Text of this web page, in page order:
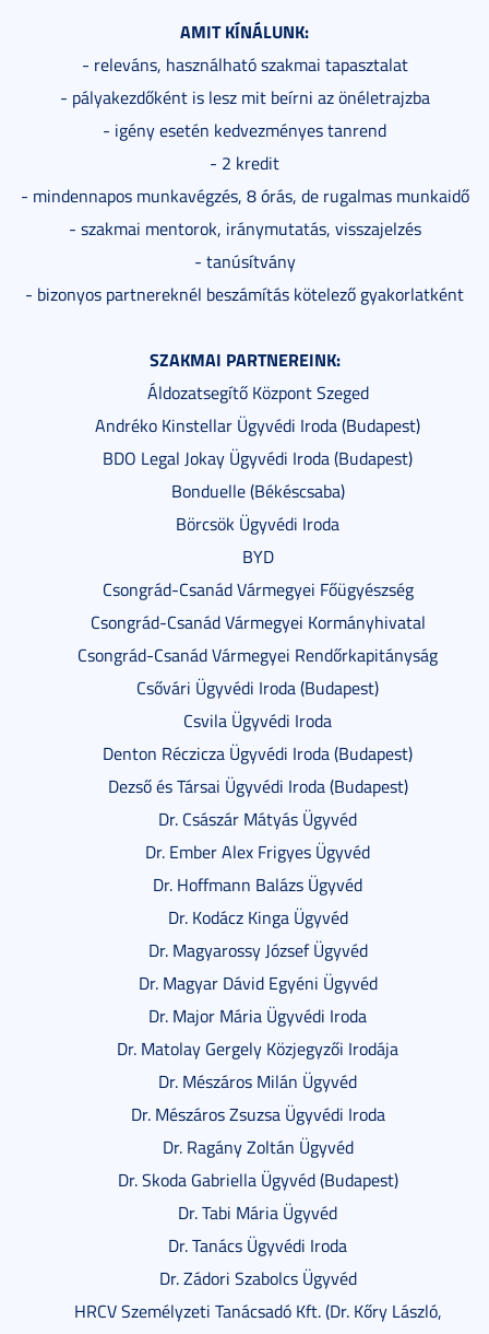
AMIT KÍNÁLUNK:
- releváns, használható szakmai tapasztalat
- pályakezdőként is lesz mit beírni az önéletrajzba
- igény esetén kedvezményes tanrend
- 2 kredit
- mindennapos munkavégzés, 8 órás, de rugalmas munkaidő
- szakmai mentorok, iránymutatás, visszajelzés
- tanúsítvány
- bizonyos partnereknél beszámítás kötelező gyakorlatként
SZAKMAI PARTNEREINK:
Áldozatsegítő Központ Szeged
Andréko Kinstellar Ügyvédi Iroda (Budapest)
BDO Legal Jokay Ügyvédi Iroda (Budapest)
Bonduelle (Békéscsaba)
Börcsök Ügyvédi Iroda
BYD
Csongrád-Csanád Vármegyei Főügyészség
Csongrád-Csanád Vármegyei Kormányhivatal
Csongrád-Csanád Vármegyei Rendőrkapitányság
Csővári Ügyvédi Iroda (Budapest)
Csvila Ügyvédi Iroda
Denton Réczicza Ügyvédi Iroda (Budapest)
Dezső és Társai Ügyvédi Iroda (Budapest)
Dr. Császár Mátyás Ügyvéd
Dr. Ember Alex Frigyes Ügyvéd
Dr. Hoffmann Balázs Ügyvéd
Dr. Kodácz Kinga Ügyvéd
Dr. Magyarossy József Ügyvéd
Dr. Magyar Dávid Egyéni Ügyvéd
Dr. Major Mária Ügyvédi Iroda
Dr. Matolay Gergely Közjegyzői Irodája
Dr. Mészáros Milán Ügyvéd
Dr. Mészáros Zsuzsa Ügyvédi Iroda
Dr. Ragány Zoltán Ügyvéd
Dr. Skoda Gabriella Ügyvéd (Budapest)
Dr. Tabi Mária Ügyvéd
Dr. Tanács Ügyvédi Iroda
Dr. Zádori Szabolcs Ügyvéd
HRCV Személyzeti Tanácsadó Kft. (Dr. Kőry László,